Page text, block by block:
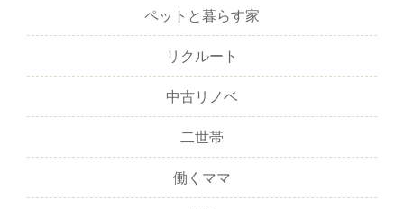
ペットと暮らす家
リクルート
中古リノベ
二世帯
働くママ